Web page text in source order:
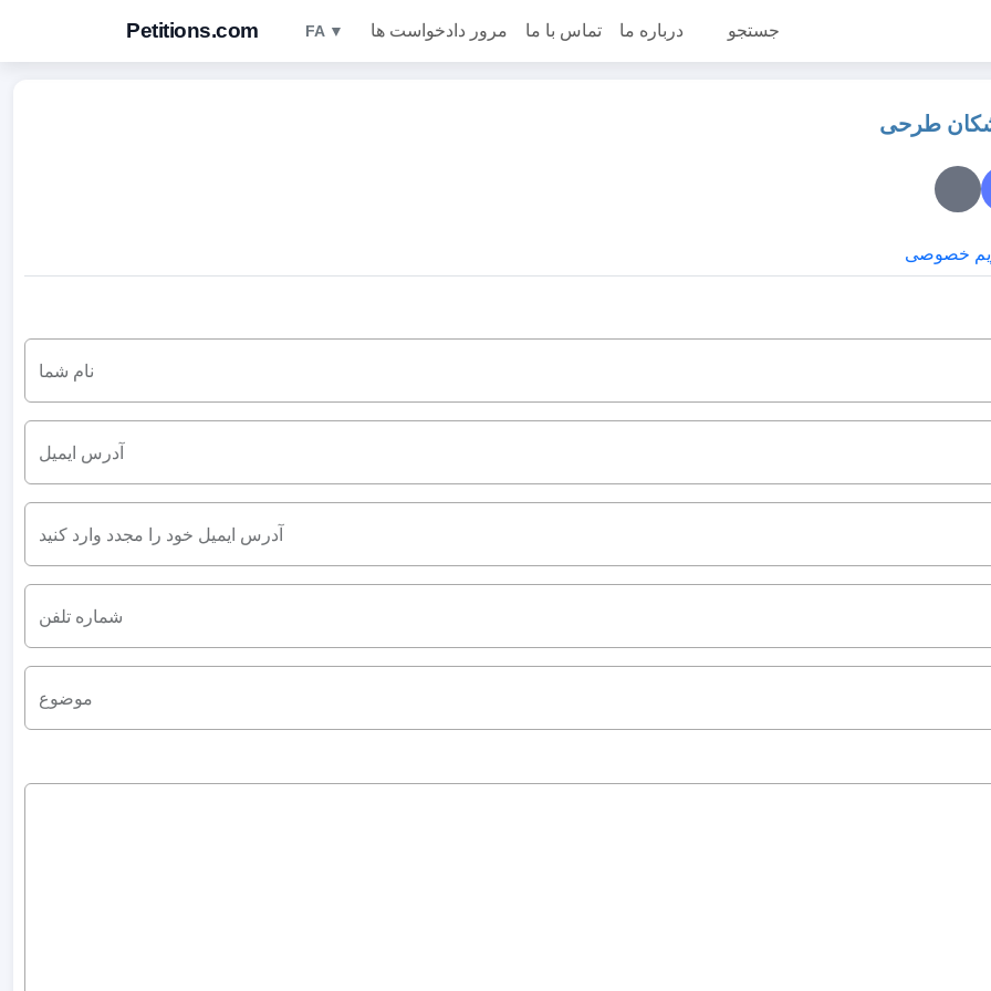
Petitions.com FA ▼ مرور دادخواست ها تماس با ما درباره ما جستجو
طرحی
خصوصی
نام شما
آدرس ایمیل
آدرس ایمیل خود را مجدد وارد کنید
شماره تلفن
موضوع